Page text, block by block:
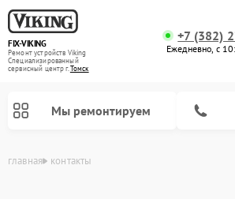
FIX-VIKING
Ремонт устройств Viking
Специализированный
cервисный центр г.Томск
+7 (382)
Ежедневно, с
Мы ремонтируем
главная контакты